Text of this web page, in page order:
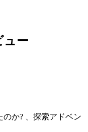
ュー
のか? 、探索アドベン